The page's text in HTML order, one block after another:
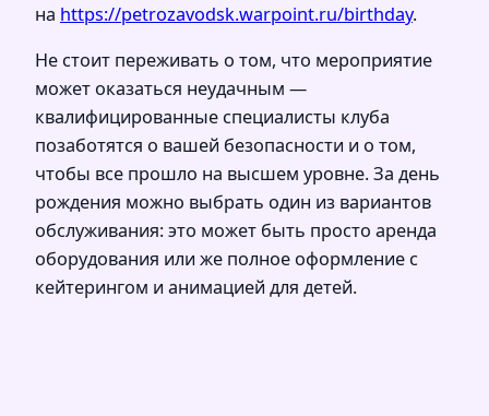
на https://petrozavodsk.warpoint.ru/birthday.
Не стоит переживать о том, что мероприятие
может оказаться неудачным —
квалифицированные специалисты клуба
позаботятся о вашей безопасности и о том,
чтобы все прошло на высшем уровне. За день
рождения можно выбрать один из вариантов
обслуживания: это может быть просто аренда
оборудования или же полное оформление с
кейтерингом и анимацией для детей.